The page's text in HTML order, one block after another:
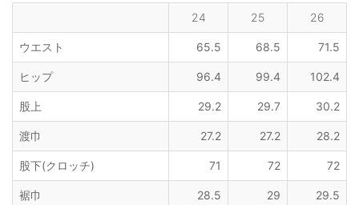
24 25 26
ウエスト 65.5 68.5 71.5
ヒップ 96.4 99.4 102.4
股上 29.2 29.7 30.2
渡巾 27.2 27.2 28.2
股下(クロッチ) 71 72 72
裾巾 28.5 29 29.5